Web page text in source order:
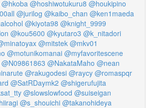
@hkoba @hoshiwotukuru8 @houkipino
@jurilog @kaibo_chan @ken1maeda
@kiyota98 @knight_9999
@kou5600 @kyutaro3 @k_nitadori
@mitstek @mkv01
@motunikomanai @myfavoritescene
@N09861863 @NakataMaho @nean
@rakugodesi @raycy @romaspqr
@SatRDaymk2 @shigerufujita
@slowslowfood @suiseigan
@s_shouichi @takanohideya